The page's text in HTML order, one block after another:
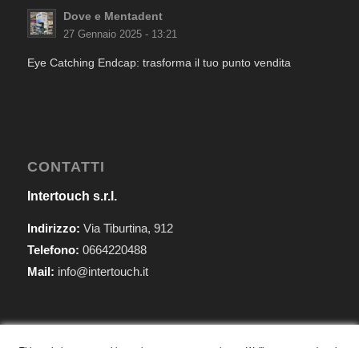
Dove e Mentadent
27 Gennaio 2025 - 13:21
Eye Catching Endcap: trasforma il tuo punto vendita
CONTATTI
Intertouch s.r.l.
Indirizzo: Via Tiburtina, 912
Telefono: 0664220488
Mail: info@intertouch.it